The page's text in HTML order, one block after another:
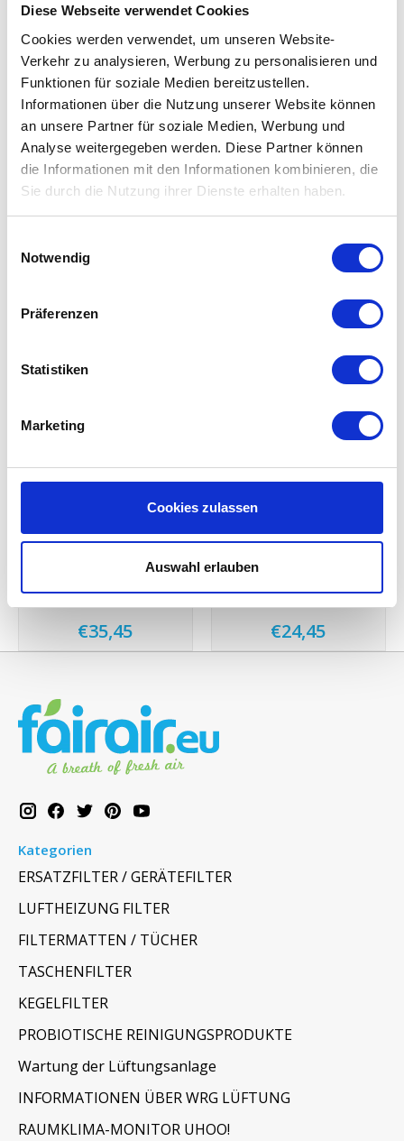
Diese Webseite verwendet Cookies
Cookies werden verwendet, um unseren Website-
Verkehr zu analysieren, Werbung zu personalisieren und
Funktionen für soziale Medien bereitzustellen.
Informationen über die Nutzung unserer Website können
an unsere Partner für soziale Medien, Werbung und
Analyse weitergegeben werden. Diese Partner können
die Informationen mit den Informationen kombinieren, die
Sie durch die Nutzung ihrer Dienste erhalten haben.
Notwendig
Präferenzen
Statistiken
Marketing
Cookies zulassen
Auswahl erlauben
VALLOX 252
€35,45
VALLOX 80SE / 80SC
€24,45
€35,45
ValloPlus 800
€35,45
VALLOX HEINEMANN 070 / 071
€24,45
Kategorien
ERSATZFILTER / GERÄTEFILTER
LUFTHEIZUNG FILTER
FILTERMATTEN / TÜCHER
TASCHENFILTER
KEGELFILTER
PROBIOTISCHE REINIGUNGSPRODUKTE
Wartung der Lüftungsanlage
INFORMATIONEN ÜBER WRG LÜFTUNG
RAUMKLIMA-MONITOR UHOO!